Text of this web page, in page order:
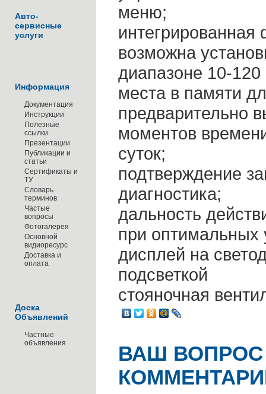
Авто-
сервисные
услуги
Информация
Документация
Инструкции
Полезные
ссылки
Презентации
Публикации и
статьи
Сертификаты и
ТУ
Словарь
терминов
Частые
вопросы
Фотогалерея
Основной
видиоресурс
Доставка и
оплата
Доска
Объявлений
Частные
объявления
меню;
возможна
диапазоне 10-120
места в памяти
предварительно
моментов
суток;
подтверждение
диагностика;
дальность
при оптимальных
дисплей на
подсветкой
стояночная
ВАШ